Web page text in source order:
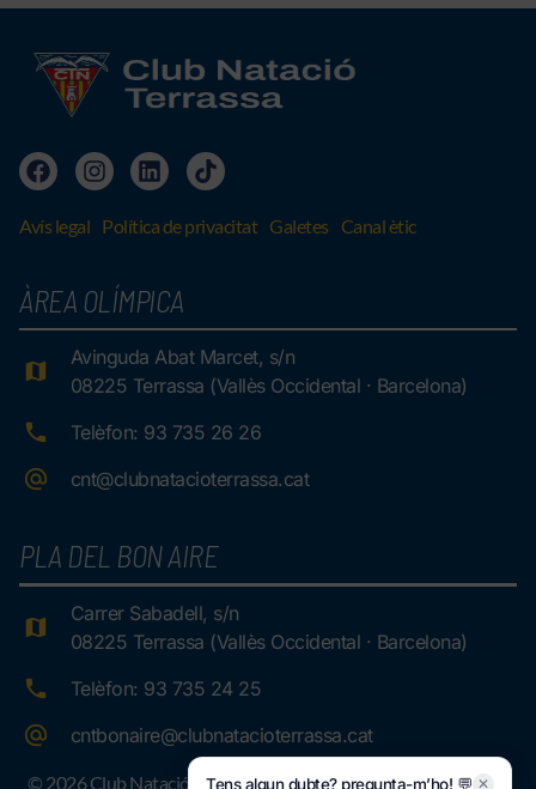
Avís legal Política de privacitat Galetes Canal ètic
ÀREA OLÍMPICA
Avinguda Abat Marcet, s/n
08225 Terrassa (Vallès Occidental · Barcelona)
Telèfon: 93 735 26 26
cnt@clubnatacioterrassa.cat
PLA DEL BON AIRE
Carrer Sabadell, s/n
08225 Terrassa (Vallès Occidental · Barcelona)
Telèfon: 93 735 24 25
cntbonaire@clubnatacioterrassa.cat
© 2026 Club Natació Terrassa.Tens algun dubte? pregunta-m’ho! 💬 ✕